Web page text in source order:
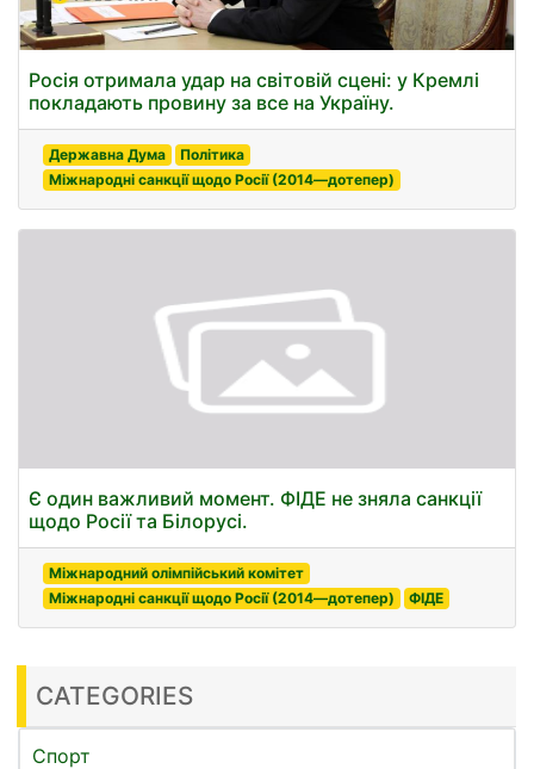
Росія отримала удар на світовій сцені: у Кремлі
покладають провину за все на Україну.
Державна Дума
Політика
Міжнародні санкції щодо Росії (2014—дотепер)
Є один важливий момент. ФІДЕ не зняла санкції
щодо Росії та Білорусі.
Міжнародний олімпійський комітет
Міжнародні санкції щодо Росії (2014—дотепер)
ФІДЕ
CATEGORIES
Спорт